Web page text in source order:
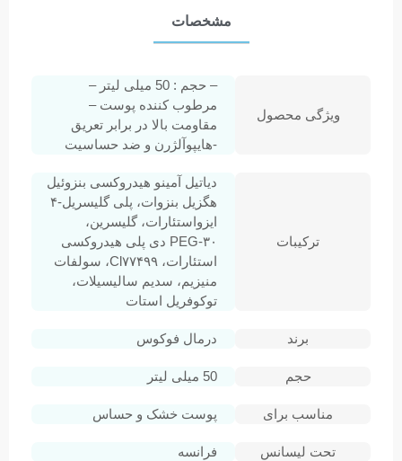
مشخصات
ویژگی محصول
– حجم : 50 میلی لیتر –
مرطوب کننده پوست –
مقاومت بالا در برابر تعریق
-‌هایپوآلژرن و ضد حساسیت
ترکیبات
دیاتیل آمینو هیدروکسی بنزوئیل
هگزیل بنزوات، پلی گلیسریل-۴
ایزواستئارات، گلیسرین،
PEG-۳۰ دی پلی هیدروکسی
استئارات، Cl۷۷۴۹۹، سولفات
منیزیم، سدیم سالیسیلات،
توکوفریل استات
برند درمال فوکوس
حجم 50 میلی لیتر
مناسب برای پوست خشک و حساس
تحت لیسانس فرانسه